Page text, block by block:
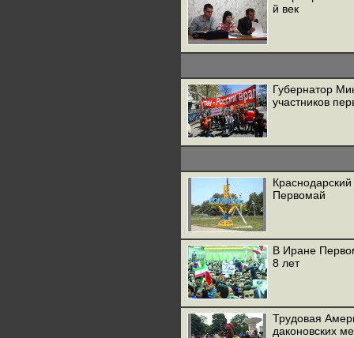
й век
Губернатор
участников
Первомай
В Иране
8 лет
Трудовая
даконовских